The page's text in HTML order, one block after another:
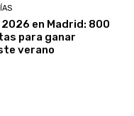
en Madrid: 800
para ganar
verano